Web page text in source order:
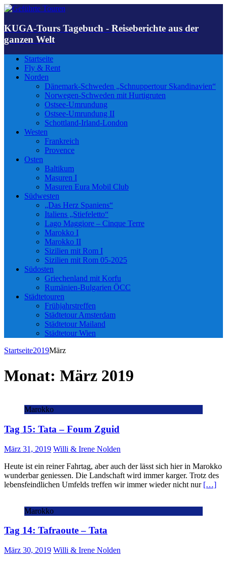
KUGA-Tours Tagebuch - Reiseberichte aus der
ganzen Welt
Startseite
Fly & Rent
Norden
Dänemark-Schweden „Schnuppertour Skandinavien“
Norwegen-Schweden mit Hurtigruten
Ostsee-Umrundung
Ostsee-Umrundung II
Schottland-Irland-London
Westen
Frankreich
Provence
Osten
Baltikum
Masuren I
Masuren Eura Mobil Club
Südwesten
„Das Herz Spaniens“
Italiens „Stiefeletto“
Lago Maggiore – Cinque Terre
Marokko I
Marokko II
Sizilien mit Rom I
Sizilien mit Rom 05-2025
Südosten
Griechenland mit Korfu
Rumänien-Bulgarien ÖCC
Städtetouren
Frühjahrstreffen
Städtetour Amsterdam
Städtetour Mailand
Städtetour Wien
Startseite2019März
Monat: März 2019
Marokko
Tag 15: Tata – Foum Zguid
März 31, 2019 Willi & Irene Nolden
Heute ist ein reiner Fahrtag, aber auch der lässt sich hier in Marokko
wunderbar geniessen. Die Landschaft wird immer karger. Trotz des
lebensfeindlichen Umfelds treffen wir immer wieder nicht nur […]
Marokko
Tag 14: Tafraoute – Tata
März 30, 2019 Willi & Irene Nolden